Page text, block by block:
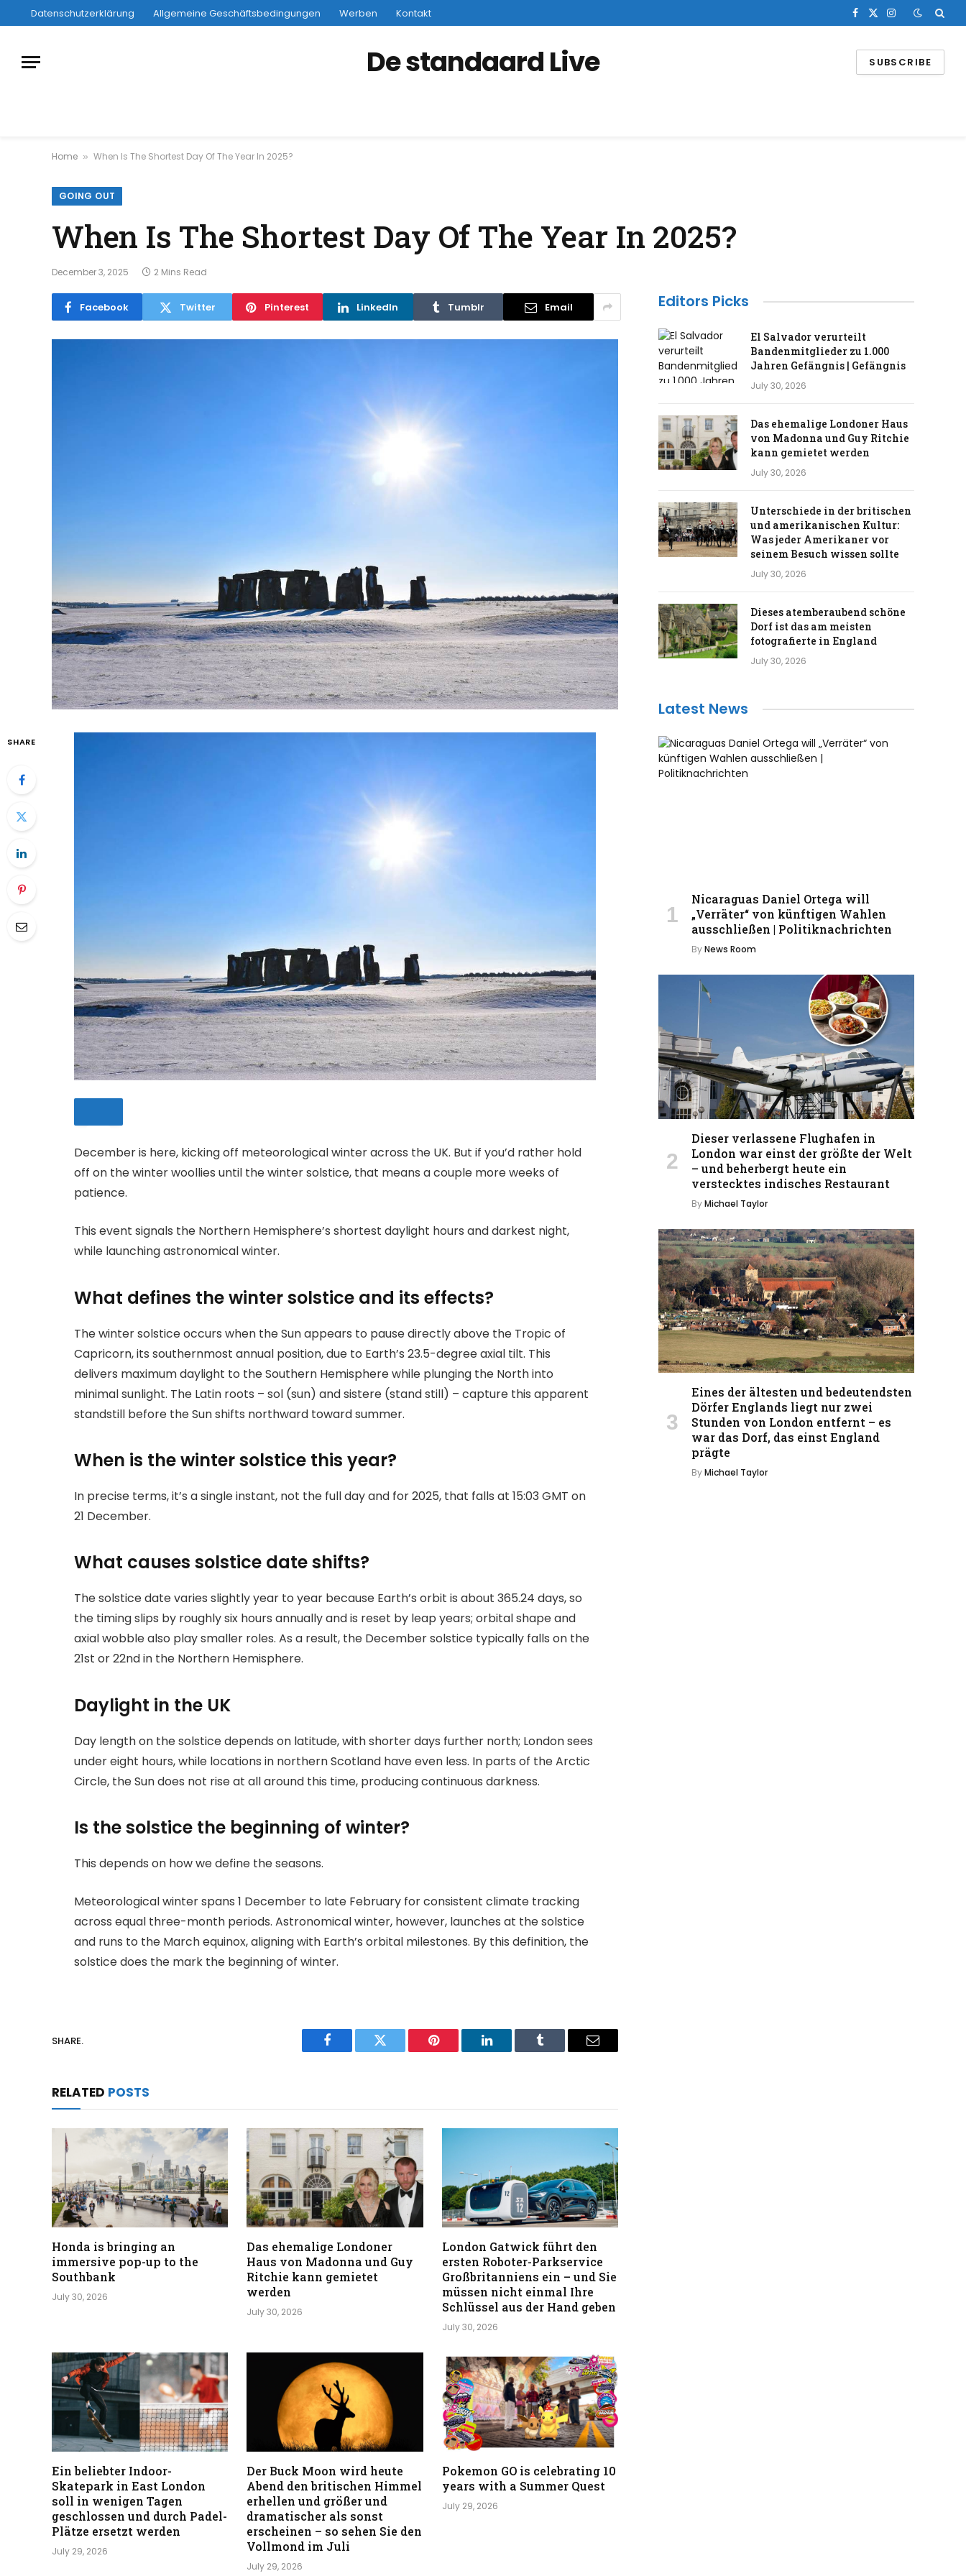
Datenschutzerklärung Allgemeine Geschäftsbedingungen Werben Kontakt Facebook
X
Instagram
De standaard Live SUBSCRIBE
Home » When Is The Shortest Day Of The Year In 2025?
GOING OUT
When Is The Shortest Day Of The Year In 2025?
December 3, 2025 2 Mins Read
Facebook Twitter Pinterest LinkedIn Tumblr Email
SHARE
December is here, kicking off meteorological winter across the UK.​ But if you’d rather hold
off on the winter woollies until the winter solstice, that means a couple more weeks of
patience.
This event signals the Northern Hemisphere’s shortest daylight hours and darkest night,
while launching astronomical winter.​
What defines the winter solstice and its effects?
The winter solstice occurs when the Sun appears to pause directly above the Tropic of
Capricorn, its southernmost annual position, due to Earth’s 23.5-degree axial tilt. This
delivers maximum daylight to the Southern Hemisphere while plunging the North into
minimal sunlight. The Latin roots – sol (sun) and sistere (stand still) – capture this apparent
standstill before the Sun shifts northward toward summer.
When is the winter solstice this year?
In precise terms, it’s a single instant, not the full day and for 2025, that falls at 15:03 GMT on
21 December.​
What causes solstice date shifts?
The solstice date varies slightly year to year because Earth’s orbit is about 365.24 days, so
the timing slips by roughly six hours annually and is reset by leap years; orbital shape and
axial wobble also play smaller roles. As a result, the December solstice typically falls on the
21st or 22nd in the Northern Hemisphere.​
Daylight in the UK
Day length on the solstice depends on latitude, with shorter days further north; London sees
under eight hours, while locations in northern Scotland have even less. In parts of the Arctic
Circle, the Sun does not rise at all around this time, producing continuous darkness.
Is the solstice the beginning of winter?
This depends on how we define the seasons.
Meteorological winter spans 1 December to late February for consistent climate tracking
across equal three-month periods. Astronomical winter, however, launches at the solstice
and runs to the March equinox, aligning with Earth’s orbital milestones.​ By this definition, the
solstice does the mark the beginning of winter.
SHARE.
Facebook Twitter Pinterest LinkedIn Tumblr Email
RELATED POSTS
Honda is bringing an
immersive pop-up to the
Southbank
July 30, 2026
Das ehemalige Londoner
Haus von Madonna und Guy
Ritchie kann gemietet
werden
July 30, 2026
London Gatwick führt den
ersten Roboter-Parkservice
Großbritanniens ein – und Sie
müssen nicht einmal Ihre
Schlüssel aus der Hand geben
July 30, 2026
Ein beliebter Indoor-
Skatepark in East London
soll in wenigen Tagen
geschlossen und durch Padel-
Plätze ersetzt werden
July 29, 2026
Der Buck Moon wird heute
Abend den britischen Himmel
erhellen und größer und
dramatischer als sonst
erscheinen – so sehen Sie den
Vollmond im Juli
July 29, 2026
Pokemon GO is celebrating 10
years with a Summer Quest
July 29, 2026
Editors Picks
El Salvador verurteilt
Bandenmitglieder zu 1.000
Jahren Gefängnis | Gefängnis
July 30, 2026
Das ehemalige Londoner Haus
von Madonna und Guy Ritchie
kann gemietet werden
July 30, 2026
Unterschiede in der britischen
und amerikanischen Kultur:
Was jeder Amerikaner vor
seinem Besuch wissen sollte
July 30, 2026
Dieses atemberaubend schöne
Dorf ist das am meisten
fotografierte in England
July 30, 2026
Latest News
Nicaraguas Daniel Ortega will
„Verräter“ von künftigen Wahlen
ausschließen | Politiknachrichten
ByNews Room
Dieser verlassene Flughafen in
London war einst der größte der Welt
– und beherbergt heute ein
verstecktes indisches Restaurant
ByMichael Taylor
Eines der ältesten und bedeutendsten
Dörfer Englands liegt nur zwei
Stunden von London entfernt – es
war das Dorf, das einst England
prägte
ByMichael Taylor